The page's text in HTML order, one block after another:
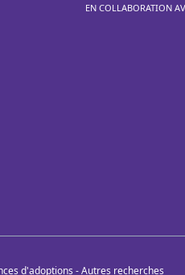
EN COLLABORATION
d'adoptions -Autres recherches